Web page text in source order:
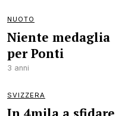
NUOTO
Niente medaglia
per Ponti
3 anni
SVIZZERA